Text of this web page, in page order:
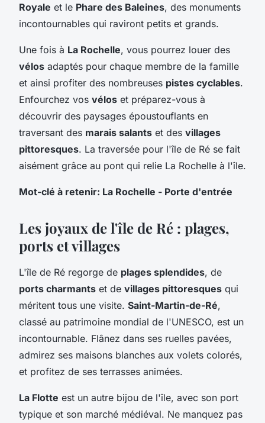
Royale et le Phare des Baleines, des monuments
incontournables qui raviront petits et grands.
Une fois à La Rochelle, vous pourrez louer des
vélos adaptés pour chaque membre de la famille
et ainsi profiter des nombreuses pistes cyclables.
Enfourchez vos vélos et préparez-vous à
découvrir des paysages époustouflants en
traversant des marais salants et des villages
pittoresques. La traversée pour l'île de Ré se fait
aisément grâce au pont qui relie La Rochelle à l'île.
Mot-clé à retenir: La Rochelle - Porte d'entrée
Les joyaux de l'île de Ré : plages,
ports et villages
L'île de Ré regorge de plages splendides, de
ports charmants et de villages pittoresques qui
méritent tous une visite. Saint-Martin-de-Ré,
classé au patrimoine mondial de l'UNESCO, est un
incontournable. Flânez dans ses ruelles pavées,
admirez ses maisons blanches aux volets colorés,
et profitez de ses terrasses animées.
La Flotte est un autre bijou de l'île, avec son port
typique et son marché médiéval. Ne manquez pas